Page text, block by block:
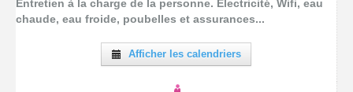
Entretien à la charge de la personne. Électricité, Wifi, eau
chaude, eau froide, poubelles et assurances...
Afficher les calendriers